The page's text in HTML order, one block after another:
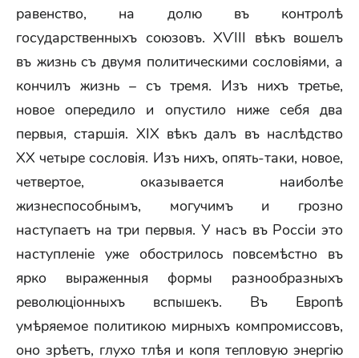
равенство, на долю въ контролѣ
государственныхъ союзовъ. ХѴIIІ вѣкъ вошелъ
въ жизнь съ двумя политическими сословіями, a
кончилъ жизнь – съ тремя. Изъ нихъ третье,
новое опередило и опустило ниже себя два
первыя, старшія. XIX вѣкъ далъ въ наслѣдство
XX четыре сословія. Изъ нихъ, опять-таки, новое,
четвертое, оказывается наиболѣе
жизнеспособнымъ, могучимъ и грозно
наступаетъ на три первыя. У насъ въ Россіи это
наступленіе уже обострилось повсемѣстно въ
ярко выраженныя формы разнообразныхъ
революціонныхъ вспышекъ. Въ Европѣ
умѣряемое политикою мирныхъ компромиссовъ,
оно зрѣетъ, глухо тлѣя и копя тепловую энергію